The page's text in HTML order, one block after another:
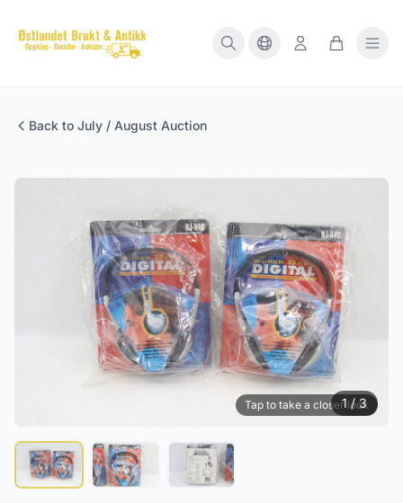
Back to July / August Auction
Tap to take a closer look
1 / 3